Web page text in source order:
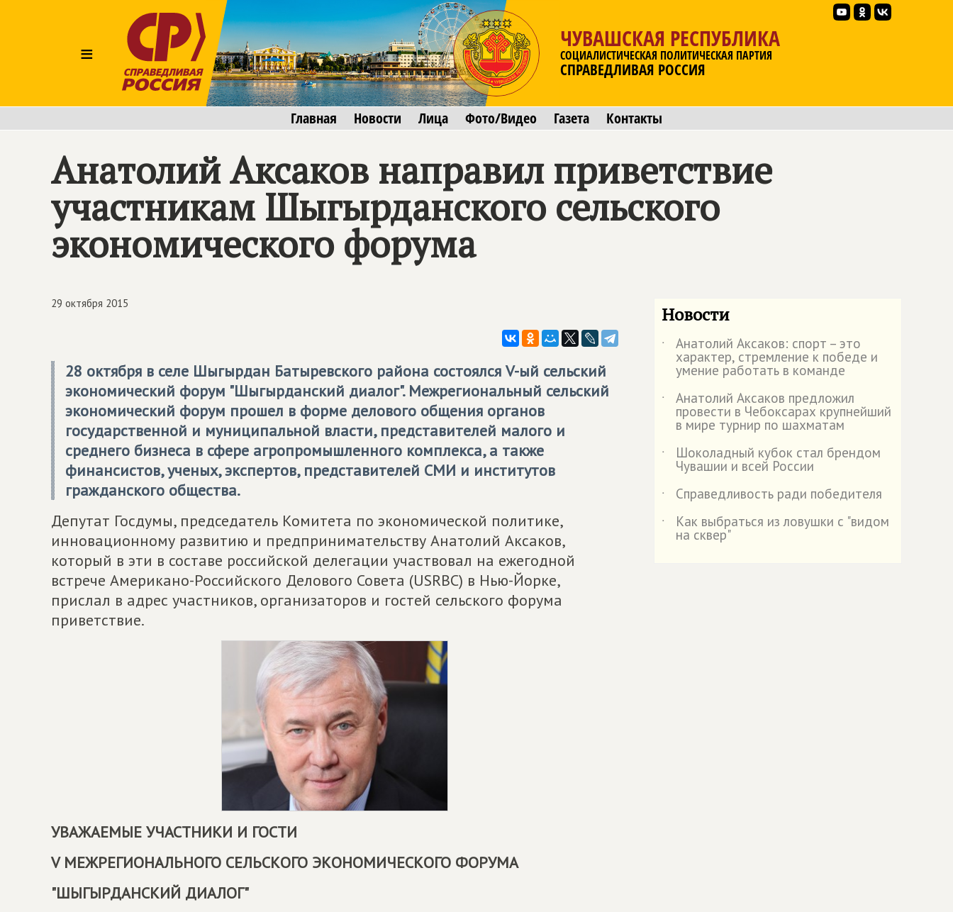
≡
ЧУВАШСКАЯ РЕСПУБЛИКА
СОЦИАЛИСТИЧЕСКАЯ ПОЛИТИЧЕСКАЯ ПАРТИЯ
СПРАВЕДЛИВАЯ РОССИЯ
Главная Новости Лица Фото/Видео Газета Контакты
Анатолий Аксаков направил приветствие
участникам Шыгырданского сельского
экономического форума
29 октября 2015
28 октября в селе Шыгырдан Батыревского района состоялся V-ый сельский
экономический форум "Шыгырданский диалог". Межрегиональный сельский
экономический форум прошел в форме делового общения органов
государственной и муниципальной власти, представителей малого и
среднего бизнеса в сфере агропромышленного комплекса, а также
финансистов, ученых, экспертов, представителей СМИ и институтов
гражданского общества.
Депутат Госдумы, председатель Комитета по экономической политике,
инновационному развитию и предпринимательству Анатолий Аксаков,
который в эти в составе российской делегации участвовал на ежегодной
встрече Американо-Российского Делового Совета (USRBC) в Нью-Йорке,
прислал в адрес участников, организаторов и гостей сельского форума
приветствие.
УВАЖАЕМЫЕ УЧАСТНИКИ И ГОСТИ
V МЕЖРЕГИОНАЛЬНОГО СЕЛЬСКОГО ЭКОНОМИЧЕСКОГО ФОРУМА
"ШЫГЫРДАНСКИЙ ДИАЛОГ"
Новости
˙ Анатолий Аксаков: спорт – это
характер, стремление к победе и
умение работать в команде
˙
Анатолий Аксаков предложил
провести в Чебоксарах крупнейший
в мире турнир по шахматам
˙
Шоколадный кубок стал брендом
Чувашии и всей России
˙
Справедливость ради победителя
˙
Как выбраться из ловушки с "видом
на сквер"